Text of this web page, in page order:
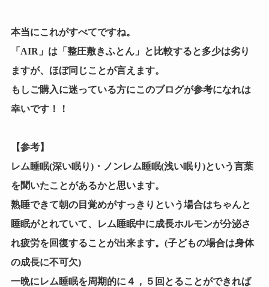
本当にこれがすべてですね。
「AIR」は「整圧敷きふとん」と比較すると多少は劣り
ますが、ほぼ同じことが言えます。
もしご購入に迷っている方にこのブログが参考になれは
幸いです！！
【参考】
レム睡眠(深い眠り)・ノンレム睡眠(浅い眠り)という言葉
を聞いたことがあるかと思います。
熟睡できて朝の目覚めがすっきりという場合はちゃんと
睡眠がとれていて、レム睡眠中に成長ホルモンが分泌さ
れ疲労を回復することが出来ます。(子どもの場合は身体
の成長に不可欠)
一晩にレム睡眠を周期的に４，５回とることができれば